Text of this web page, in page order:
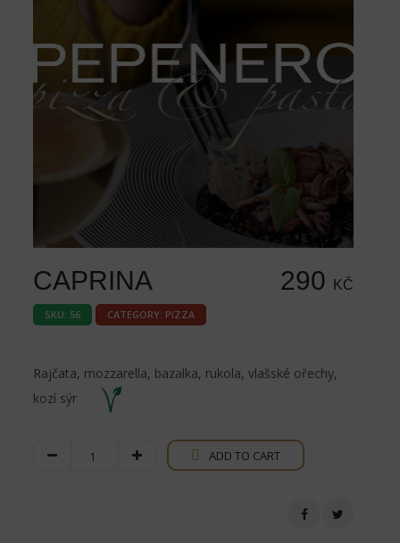
CAPRINA 290 KČ
SKU: 56 CATEGORY: PIZZA
Rajčata, mozzarella, bazalka, rukola, vlašské ořechy,
kozí sýr
quantity
ADD TO CART